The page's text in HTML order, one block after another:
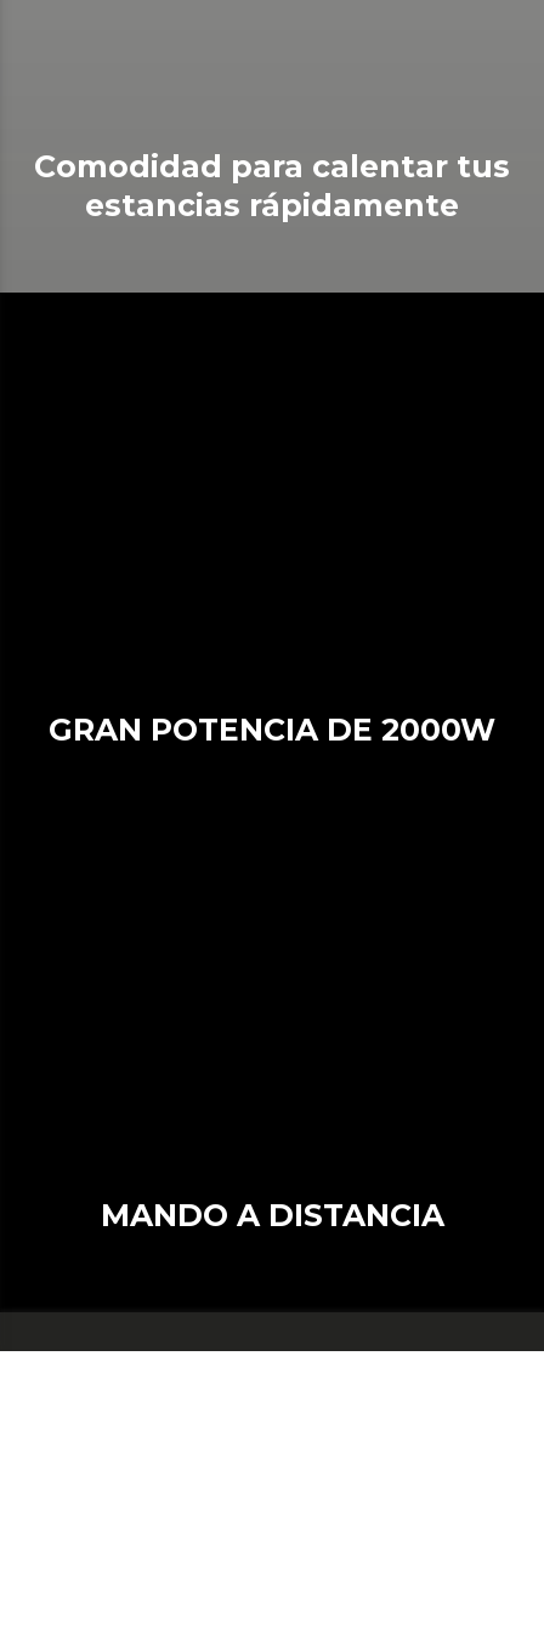
Comodidad para calentar tus
estancias rápidamente
GRAN POTENCIA DE 2000W
MANDO A DISTANCIA